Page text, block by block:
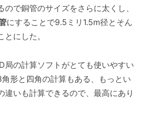
で銅管のサイズをさらに太くし、
にすることで9.5ミリ1.5m径とそん
にした。
局の計算ソフトがとても使いやすい
形と四角の計算もある、もっとい
違いも計算できるので、最高にあり